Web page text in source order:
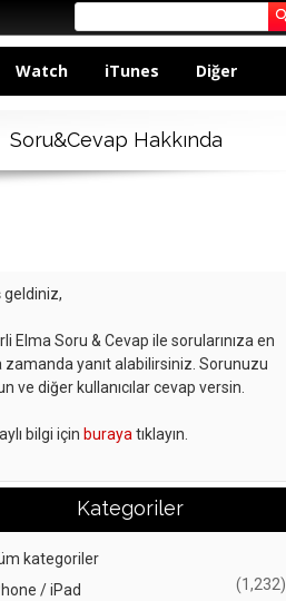
Watch iTunes Diğer
Soru&Cevap Hakkında
geldiniz,
Elma Soru & Cevap ile sorularınıza en
zamanda yanıt alabilirsiniz. Sorunuzu
ve diğer kullanıcılar cevap versin.
bilgi için buraya tıklayın.
Kategoriler
kategoriler
/ iPad
(1,232)